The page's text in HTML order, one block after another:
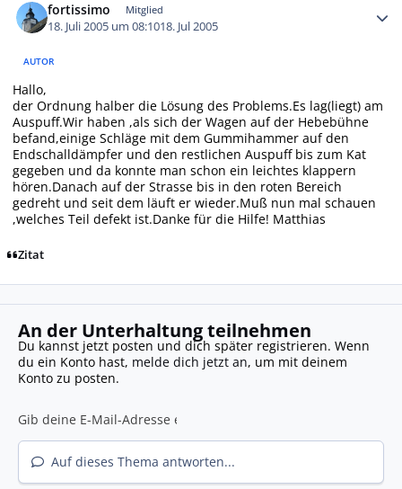
fortissimo Mitglied
18. Juli 2005 um 08:1018. Jul 2005
AUTOR
Hallo,
der Ordnung halber die Lösung des Problems.Es lag(liegt) am
Auspuff.Wir haben ,als sich der Wagen auf der Hebebühne
befand,einige Schläge mit dem Gummihammer auf den
Endschalldämpfer und den restlichen Auspuff bis zum Kat
gegeben und da konnte man schon ein leichtes klappern
hören.Danach auf der Strasse bis in den roten Bereich
gedreht und seit dem läuft er wieder.Muß nun mal schauen
,welches Teil defekt ist.Danke für die Hilfe! Matthias
Zitat
An der Unterhaltung teilnehmen
Du kannst jetzt posten und dich später registrieren. Wenn
du ein Konto hast, melde dich jetzt an, um mit deinem
Konto zu posten.
Auf dieses Thema antworten...